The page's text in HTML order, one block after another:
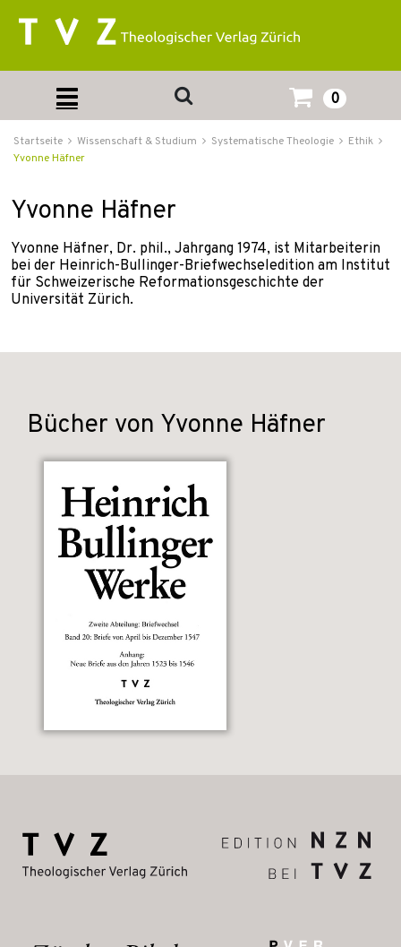
0
Startseite Wissenschaft & Studium Systematische Theologie
Ethik
Yvonne Häfner
Yvonne Häfner
Yvonne Häfner, Dr. phil., Jahrgang 1974, ist Mitarbeiterin
bei der Heinrich-Bullinger-Briefwechseledition am Institut
für Schweizerische Reforma­tionsgeschichte der
Universität Zürich.
Bücher von Yvonne Häfner